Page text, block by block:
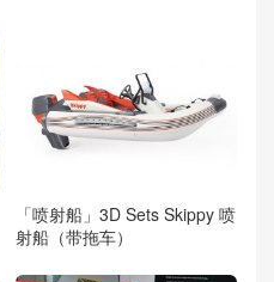
「喷射船」3D Sets Skippy 喷
射船（带拖车）